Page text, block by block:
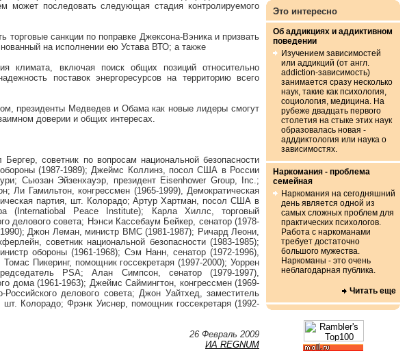
может последовать следующая стадия контролируемого
санкции по поправке Джексона-Вэника и призвать
на исполнении ею Устава ВТО; а также
включая поиск общих позиций относительно
поставок энергоресурсов на территорию всего
президенты Медведев и Обама как новые лидеры смогут
доверии и общих интересах.
советник по вопросам национальной безопасности
(1987-1989); Джеймс Коллинз, посол США в России
Сьюзан Эйзенхауэр, президент Eisenhower Group, Inc.;
Ли Гамильтон, конгрессмен (1965-1999), Демократическая
партия, шт. Колорадо; Артур Хартман, посол США в
(Internatiobal Peace Institute); Карла Хиллс, торговый
делового совета; Нэнси Кассебаум Бейкер, сенатор (1978-
Джон Леман, министр ВМС (1981-1987); Ричард Леони,
советник национальной безопасности (1983-1985);
обороны (1961-1968); Сэм Нанн, сенатор (1972-1996),
Пикеринг, помощник госсекретаря (1997-2000); Уоррен
PSA; Алан Симпсон, сенатор (1979-1997),
дома (1961-1963); Джеймс Саймингтон, конгрессмен (1969-
делового совета; Джон Уайтхед, заместитель
шт. Колорадо; Фрэнк Уиснер, помощник госсекретаря (1992-
26 Февраль 2009
ИА REGNUM
Это интересно
Об аддикциях и аддиктивном
поведении
Изучением зависимостей
или аддикций (от англ.
addiction-зависимость)
занимается сразу несколько
наук, такие как психология,
социология, медицина. На
рубеже двадцать первого
столетия на стыке этих наук
образовалась новая -
адддиктология или наука о
зависимостях.
Наркомания - проблема
семейная
Наркомания на сегодняшний
день является одной из
самых сложных проблем для
практических психологов.
Работа с наркоманами
требует достаточно
большого мужества.
Наркоманы - это очень
неблагодарная публика.
Читать еще